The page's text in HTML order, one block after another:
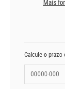
Mais
Calcule o prazo